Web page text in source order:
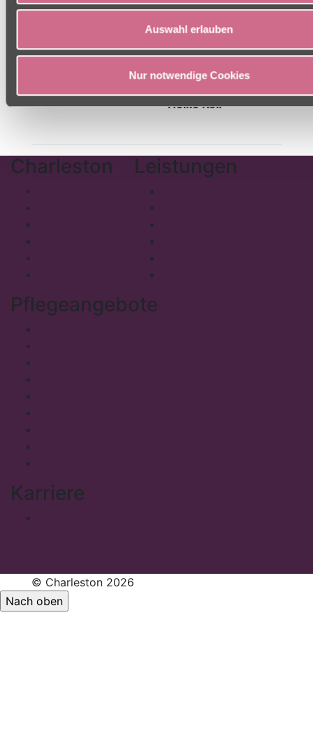
Auswahl erlauben
Nur notwendige Cookies
unteres-tor[at]charleston [dot] de
Yvonne Kurzeja
Heike Keil
Charleston Leistungen
Pflegeangebote
Karriere
© Charleston 2026
Nach oben